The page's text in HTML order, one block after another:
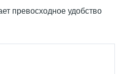
превосходное удобство